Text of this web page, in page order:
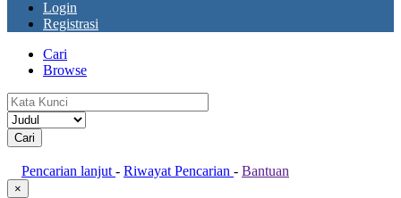
Login
Registrasi
Cari
Browse
Pencarian lanjut - Riwayat Pencarian - Bantuan
×